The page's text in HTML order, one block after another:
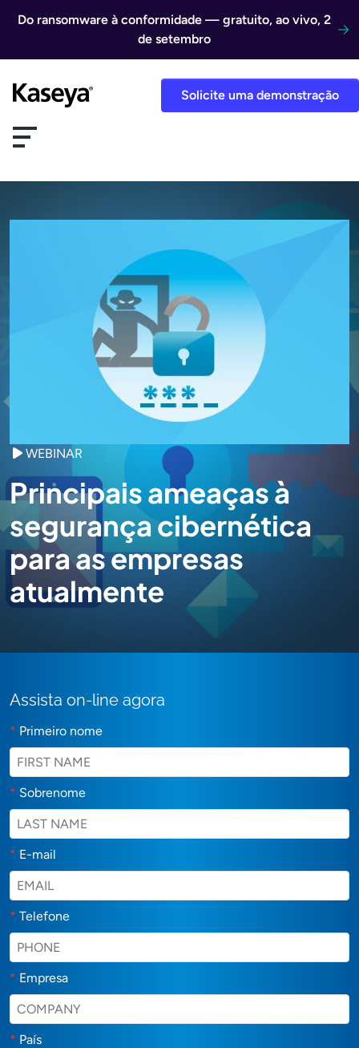
Do ransomware à conformidade — gratuito, ao vivo, 2
de setembro
Solicite uma demonstração
WEBINAR
Principais ameaças à
segurança cibernética
para as empresas
atualmente
Assista on-line agora
* Primeiro nome
* Sobrenome
* E-mail
* Telefone
* Empresa
* País